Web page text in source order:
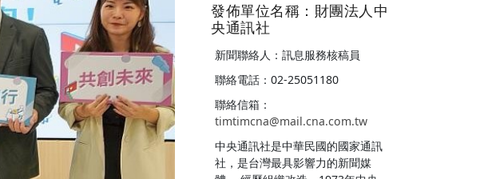
發佈單位名稱：財團法人中
央通訊社
新聞聯絡人：訊息服務核稿員
聯絡電話：02-25051180
聯絡信箱：
timtimcna@mail.cna.com.tw
中央通訊社是中華民國的國家通訊
社，是台灣最具影響力的新聞媒